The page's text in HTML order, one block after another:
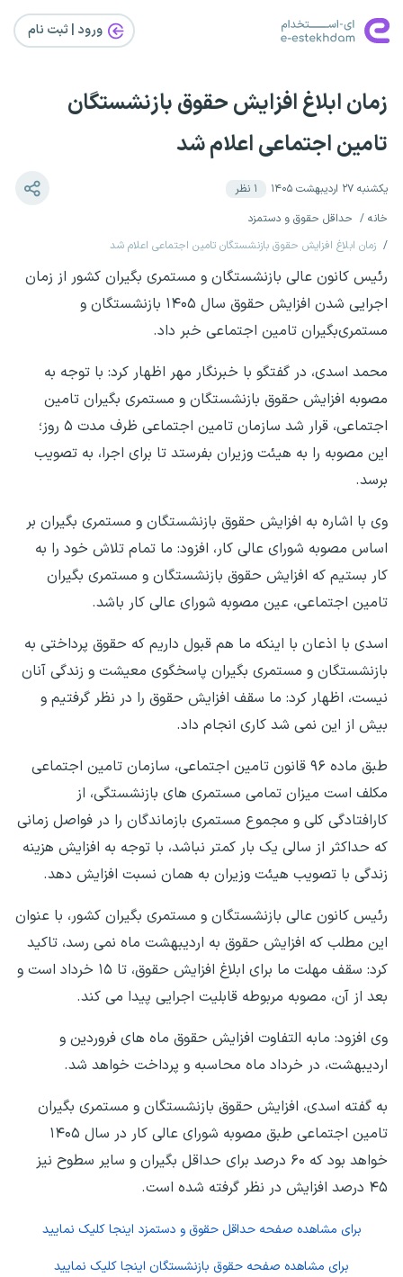
ورود | ثبت‌ نام
زمان ابلاغ افزایش حقوق بازنشستگان
تامین اجتماعی اعلام شد
یکشنبه ۲۷ اردیبهشت ۱۴۰۵ ۱ نظر
خانه
حداقل حقوق و دستمزد
زمان ابلاغ افزایش حقوق بازنشستگان تامین اجتماعی اعلام شد
رئیس کانون عالی بازنشستگان و مستمری بگیران کشور از زمان
اجرایی شدن افزایش حقوق سال ۱۴۰۵ بازنشستگان و
مستمری‌بگیران تامین اجتماعی خبر داد.
محمد اسدی، در گفتگو با خبرنگار مهر اظهار کرد: با توجه به
مصوبه افزایش حقوق بازنشستگان و مستمری بگیران تامین
اجتماعی، قرار شد سازمان تامین اجتماعی ظرف مدت ۵ روز؛
این مصوبه را به هیئت وزیران بفرستد تا برای اجرا، به تصویب
برسد.
وی با اشاره به افزایش حقوق بازنشستگان و مستمری بگیران بر
اساس مصوبه شورای عالی کار، افزود: ما تمام تلاش خود را به
کار بستیم که افزایش حقوق بازنشستگان و مستمری بگیران
تامین اجتماعی، عین مصوبه شورای عالی کار باشد.
اسدی با اذعان با اینکه ما هم قبول داریم که حقوق پرداختی به
بازنشستگان و مستمری بگیران پاسخگوی معیشت و زندگی آنان
نیست، اظهار کرد: ما سقف افزایش حقوق را در نظر گرفتیم و
بیش از این نمی شد کاری انجام داد.
طبق ماده ۹۶ قانون تامین اجتماعی، سازمان تامین اجتماعی
مکلف است میزان تمامی مستمری های بازنشستگی، از
کارافتادگی کلی و مجموع مستمری بازماندگان را در فواصل زمانی
که حداکثر از سالی یک بار کمتر نباشد، با توجه به افزایش هزینه
زندگی با تصویب هیئت وزیران به همان نسبت افزایش دهد.
رئیس کانون عالی بازنشستگان و مستمری بگیران کشور، با عنوان
این مطلب که افزایش حقوق به اردیبهشت ماه نمی رسد، تاکید
کرد: سقف مهلت ما برای ابلاغ افزایش حقوق، تا ۱۵ خرداد است و
بعد از آن، مصوبه مربوطه قابلیت اجرایی پیدا می کند.
وی افزود: مابه التفاوت افزایش حقوق ماه های فروردین و
اردیبهشت، در خرداد ماه محاسبه و پرداخت خواهد شد.
به گفته اسدی، افزایش حقوق بازنشستگان و مستمری بگیران
تامین اجتماعی طبق مصوبه شورای عالی کار در سال ۱۴۰۵
خواهد بود که ۶۰ درصد برای حداقل بگیران و سایر سطوح نیز
۴۵ درصد افزایش در نظر گرفته شده است.
برای مشاهده صفحه حداقل حقوق و دستمزد اینجا کلیک نمایید
برای مشاهده صفحه حقوق بازنشستگان اینجا کلیک نمایید